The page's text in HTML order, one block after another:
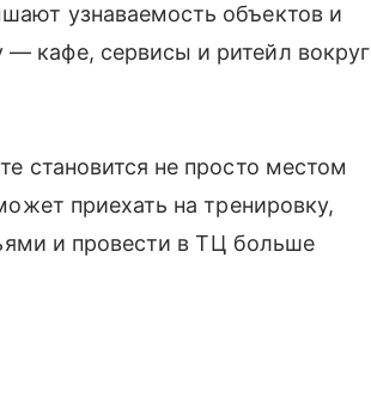
узнаваемость объектов и
кафе, сервисы и ритейл вокруг
становится не просто местом
приехать на тренировку,
и провести в ТЦ больше